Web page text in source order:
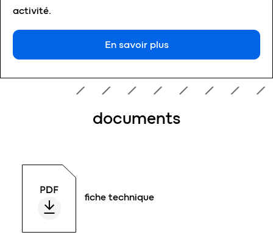
activité.
En savoir plus
documents
fiche technique